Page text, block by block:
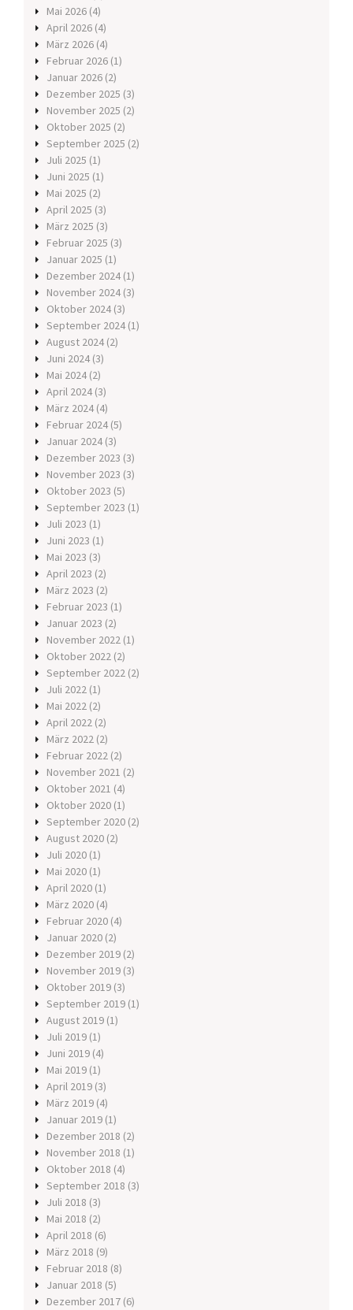
Mai 2026 (4)
April 2026 (4)
März 2026 (4)
Februar 2026 (1)
Januar 2026 (2)
Dezember 2025 (3)
November 2025 (2)
Oktober 2025 (2)
September 2025 (2)
Juli 2025 (1)
Juni 2025 (1)
Mai 2025 (2)
April 2025 (3)
März 2025 (3)
Februar 2025 (3)
Januar 2025 (1)
Dezember 2024 (1)
November 2024 (3)
Oktober 2024 (3)
September 2024 (1)
August 2024 (2)
Juni 2024 (3)
Mai 2024 (2)
April 2024 (3)
März 2024 (4)
Februar 2024 (5)
Januar 2024 (3)
Dezember 2023 (3)
November 2023 (3)
Oktober 2023 (5)
September 2023 (1)
Juli 2023 (1)
Juni 2023 (1)
Mai 2023 (3)
April 2023 (2)
März 2023 (2)
Februar 2023 (1)
Januar 2023 (2)
November 2022 (1)
Oktober 2022 (2)
September 2022 (2)
Juli 2022 (1)
Mai 2022 (2)
April 2022 (2)
März 2022 (2)
Februar 2022 (2)
November 2021 (2)
Oktober 2021 (4)
Oktober 2020 (1)
September 2020 (2)
August 2020 (2)
Juli 2020 (1)
Mai 2020 (1)
April 2020 (1)
März 2020 (4)
Februar 2020 (4)
Januar 2020 (2)
Dezember 2019 (2)
November 2019 (3)
Oktober 2019 (3)
September 2019 (1)
August 2019 (1)
Juli 2019 (1)
Juni 2019 (4)
Mai 2019 (1)
April 2019 (3)
März 2019 (4)
Januar 2019 (1)
Dezember 2018 (2)
November 2018 (1)
Oktober 2018 (4)
September 2018 (3)
Juli 2018 (3)
Mai 2018 (2)
April 2018 (6)
März 2018 (9)
Februar 2018 (8)
Januar 2018 (5)
Dezember 2017 (6)